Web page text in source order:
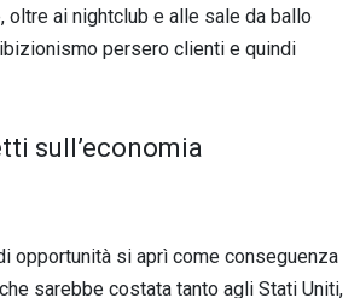
oltre ai nightclub e alle sale da ballo
persero clienti e quindi
sull’economia
opportunità si aprì come conseguenza
sarebbe costata tanto agli Stati Uniti,